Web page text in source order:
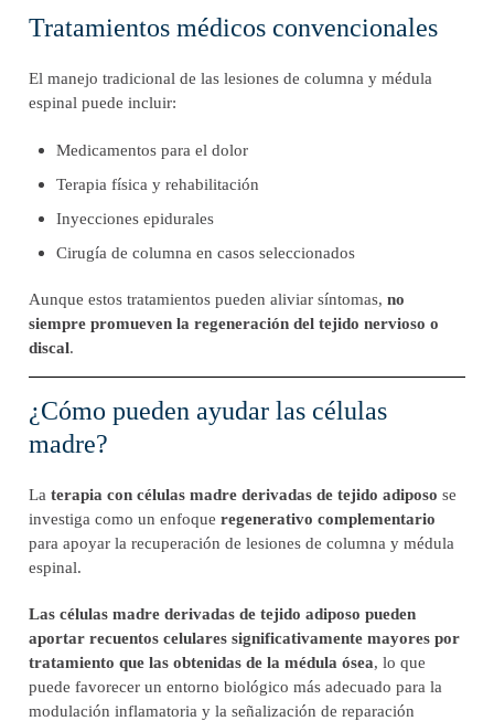
Tratamientos médicos convencionales
El manejo tradicional de las lesiones de columna y médula
espinal puede incluir:
Medicamentos para el dolor
Terapia física y rehabilitación
Inyecciones epidurales
Cirugía de columna en casos seleccionados
Aunque estos tratamientos pueden aliviar síntomas, no
siempre promueven la regeneración del tejido nervioso o
discal.
¿Cómo pueden ayudar las células
madre?
La terapia con células madre derivadas de tejido adiposo se
investiga como un enfoque regenerativo complementario
para apoyar la recuperación de lesiones de columna y médula
espinal.
Las células madre derivadas de tejido adiposo pueden
aportar recuentos celulares significativamente mayores por
tratamiento que las obtenidas de la médula ósea, lo que
puede favorecer un entorno biológico más adecuado para la
modulación inflamatoria y la señalización de reparación